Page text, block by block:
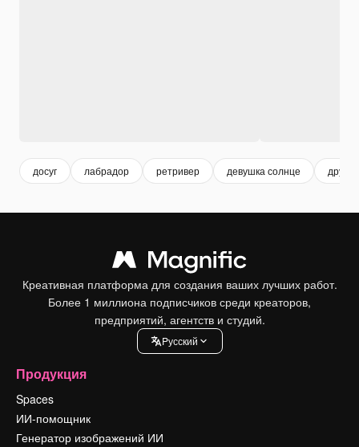
досуг лабрадор ретривер девушка солнце друг
Креативная платформа для создания ваших лучших работ.
Более 1 миллиона подписчиков среди креаторов,
предприятий, агентств и студий.
Pусский
Продукция
Spaces
ИИ-помощник
Генератор изображений ИИ